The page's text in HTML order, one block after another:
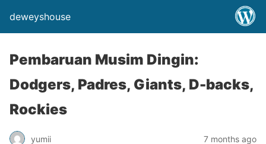
deweyshouse
Pembaruan Musim Dingin:
Dodgers, Padres, Giants, D-backs,
Rockies
yumii 7 months ago